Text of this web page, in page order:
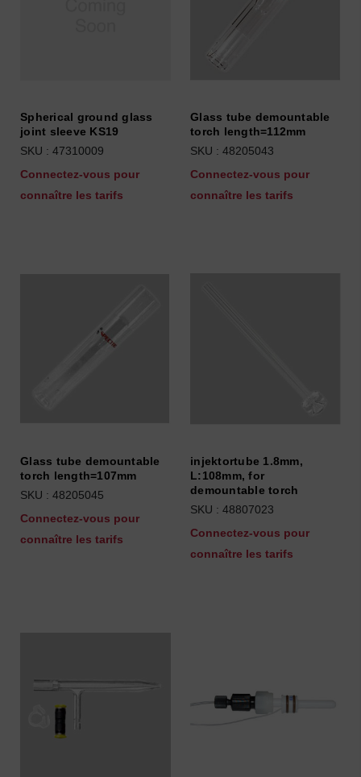
Spherical ground glass
joint sleeve KS19
SKU : 47310009
Connectez-vous pour
connaître les tarifs
Glass tube demountable
torch length=112mm
SKU : 48205043
Connectez-vous pour
connaître les tarifs
Glass tube demountable
torch length=107mm
SKU : 48205045
Connectez-vous pour
connaître les tarifs
injektortube 1.8mm,
L:108mm, for
demountable torch
SKU : 48807023
Connectez-vous pour
connaître les tarifs